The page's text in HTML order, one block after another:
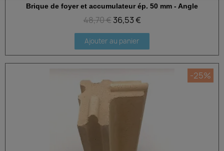
Aperçu rapide
Brique de foyer et accumulateur ép. 50 mm - Angle
48,70 € 36,53 €
Ajouter au panier
-25%